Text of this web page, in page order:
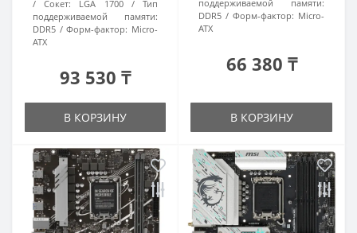
Сокет: LGA 1700
Тип
поддерживаемой памяти:
DDR5
Форм-фактор: Micro-
ATX
93 530 ₸
В КОРЗИНУ
поддерживаемой памяти:
DDR5
Форм-фактор: Micro-
ATX
66 380 ₸
В КОРЗИНУ